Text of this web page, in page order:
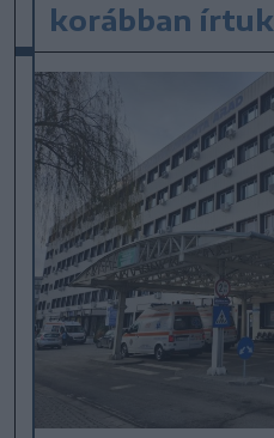
korábban írtuk